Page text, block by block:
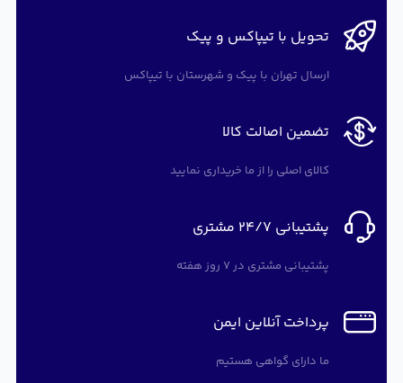
تحویل با تیپاکس و پیک
ارسال تهران با پیک و شهرستان با تیپاکس
تضمین اصالت کالا
کالای اصلی را از ما خریداری نمایید
پشتیبانی 24/7 مشتری
پشتیبانی مشتری در 7 روز هفته
پرداخت آنلاین ایمن
ما دارای گواهی هستیم